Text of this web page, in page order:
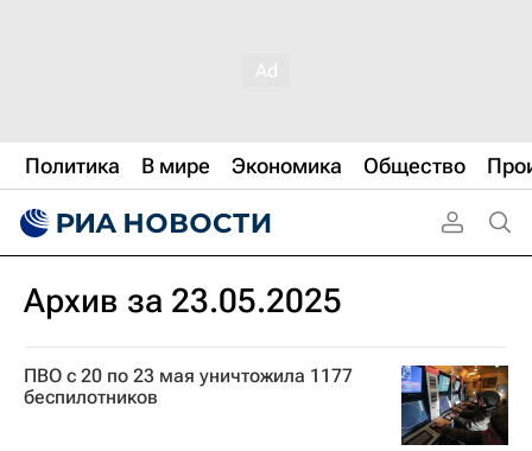
Политика В мире Экономика Общество
Архив за 23.05.2025
ПВО с 20 по 23 мая уничтожила 1177
беспилотников